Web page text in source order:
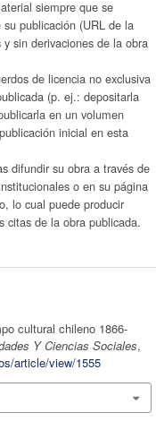
siempre que se
publicación (URL de la
sin derivaciones de la obra
de licencia no exclusiva
(p. ej.: depositarla
en un volumen
inicial en esta
difundir su obra a través de
o en su página
lo cual puede producir
citas de la obra publicada.
cultural chileno 1866-
Y Ciencias Sociales,
article/view/1555